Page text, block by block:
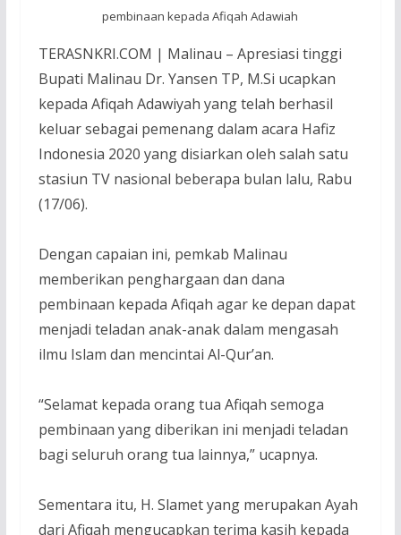
pembinaan kepada Afiqah Adawiah
TERASNKRI.COM | Malinau – Apresiasi tinggi
Bupati Malinau Dr. Yansen TP, M.Si ucapkan
kepada Afiqah Adawiyah yang telah berhasil
keluar sebagai pemenang dalam acara Hafiz
Indonesia 2020 yang disiarkan oleh salah satu
stasiun TV nasional beberapa bulan lalu, Rabu
(17/06).
Dengan capaian ini, pemkab Malinau
memberikan penghargaan dan dana
pembinaan kepada Afiqah agar ke depan dapat
menjadi teladan anak-anak dalam mengasah
ilmu Islam dan mencintai Al-Qur’an.
“Selamat kepada orang tua Afiqah semoga
pembinaan yang diberikan ini menjadi teladan
bagi seluruh orang tua lainnya,” ucapnya.
Sementara itu, H. Slamet yang merupakan Ayah
dari Afiqah mengucapkan terima kasih kepada